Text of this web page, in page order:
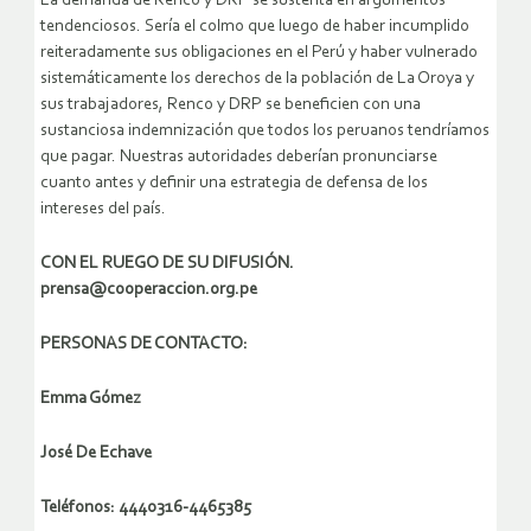
tendenciosos. Sería el colmo que luego de haber incumplido
reiteradamente sus obligaciones en el Perú y haber vulnerado
sistemáticamente los derechos de la población de La Oroya y
sus trabajadores, Renco y DRP se beneficien con una
sustanciosa indemnización que todos los peruanos tendríamos
que pagar. Nuestras autoridades deberían pronunciarse
cuanto antes y definir una estrategia de defensa de los
intereses del país.
CON EL RUEGO DE SU DIFUSIÓN.
prensa@cooperaccion.org.pe
PERSONAS DE CONTACTO:
Emma Gómez
José De Echave
Teléfonos: 4440316-4465385